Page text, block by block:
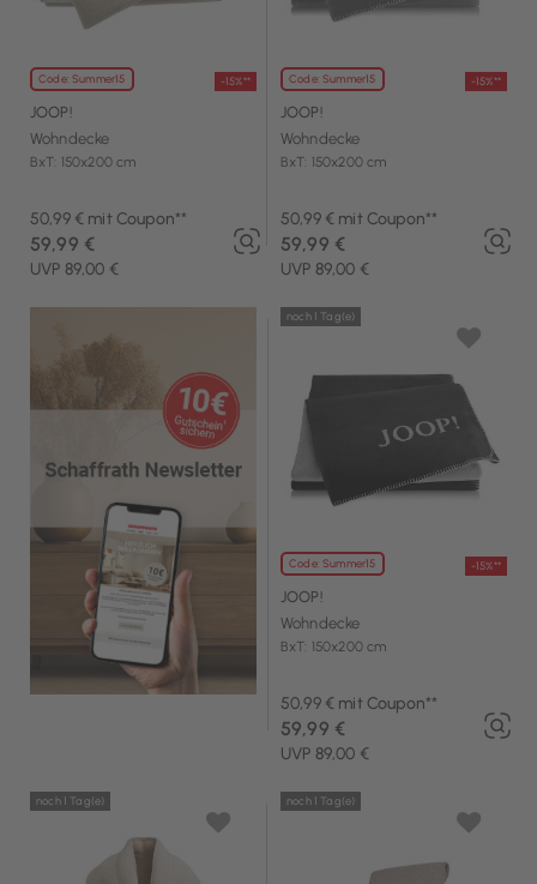
Code: Summer15 -15%**
JOOP!
Wohndecke
BxT: 150x200 cm
50,99 € mit Coupon**
UVP 89,00 €
59,99 €
Code: Summer15 -15%**
JOOP!
Wohndecke
BxT: 150x200 cm
50,99 € mit Coupon**
UVP 89,00 €
59,99 €
Code: Summer15 -15%**
noch 1 Tag(e)
JOOP!
Wohndecke
BxT: 150x200 cm
50,99 € mit Coupon**
UVP 89,00 €
59,99 €
noch 1 Tag(e) noch 1 Tag(e)